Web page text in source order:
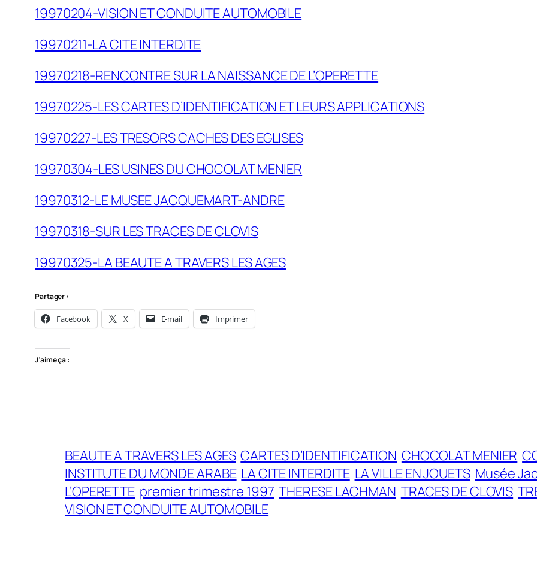
19970204-VISION ET CONDUITE AUTOMOBILE
19970211-LA CITE INTERDITE
19970218-RENCONTRE SUR LA NAISSANCE DE L’OPERETTE
19970225-LES CARTES D’IDENTIFICATION ET LEURS APPLICATIONS
19970227-LES TRESORS CACHES DES EGLISES
19970304-LES USINES DU CHOCOLAT MENIER
19970312-LE MUSEE JACQUEMART-ANDRE
19970318-SUR LES TRACES DE CLOVIS
19970325-LA BEAUTE A TRAVERS LES AGES
Partager :
Facebook X E-mail Imprimer
J’aime ça :
BEAUTE A TRAVERS LES AGES CARTES D’IDENTIFICATION CHOCOLAT MENIER
INSTITUTE DU MONDE ARABE LA CITE INTERDITE LA VILLE EN JOUETS Musée
L’OPERETTE premier trimestre 1997 THERESE LACHMAN TRACES DE CLOVIS
VISION ET CONDUITE AUTOMOBILE